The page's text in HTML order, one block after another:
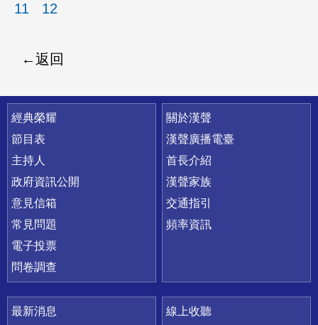
11
12
返回
快速連結
經典榮耀
節目表
主持人
政府資訊公開
意見信箱
常見問題
電子投票
問卷調查
關於漢聲
漢聲廣播電臺
首長介紹
漢聲家族
交通指引
頻率資訊
最新消息
線上收聽